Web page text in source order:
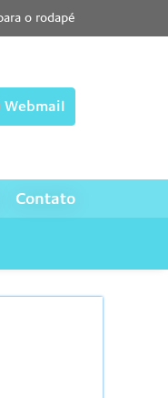
o rodapé
Webmail
Contato